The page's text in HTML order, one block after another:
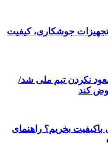
مدیرعامل برق تهران: کاهش ۱۰ درصدی مصرف
است
هزینه، درآمد و سود با